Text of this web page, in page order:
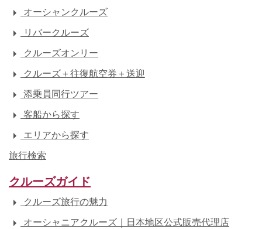
オーシャンクルーズ
リバークルーズ
クルーズオンリー
クルーズ＋往復航空券＋送迎
添乗員同行ツアー
客船から探す
エリアから探す
旅行検索
クルーズガイド
クルーズ旅行の魅力
オーシャニアクルーズ｜日本地区公式販売代理店